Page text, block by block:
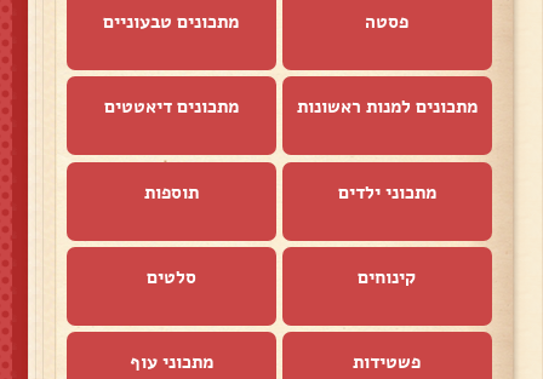
פסטה מתכונים טבעוניים
מתכונים למנות ראשונות מתכונים דיאטטים
מתכוני ילדים תוספות
קינוחים סלטים
פשטידות מתכוני עוף